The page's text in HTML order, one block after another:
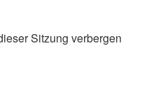
Sitzung verbergen